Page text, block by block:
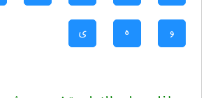
و ه ی